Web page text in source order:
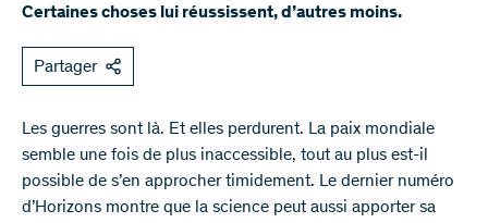
Certaines choses lui réussissent, d’autres moins.
Partager
Les guerres sont là. Et elles perdurent. La paix mondiale
semble une fois de plus inaccessible, tout au plus est-il
possible de s’en approcher timidement. Le dernier numéro
d’Horizons montre que la science peut aussi apporter sa